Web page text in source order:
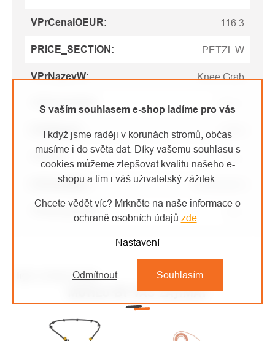
S vaším souhlasem e-shop ladíme pro vás
I když jsme raději v korunách stromů, občas
musíme i do světa dat. Díky vašemu souhlasu s
cookies můžeme zlepšovat kvalitu našeho e-
shopu a tím i váš uživatelský zážitek.
Chcete vědět víc? Mrkněte na naše informace o
ochraně osobních údajů zde.
Nastavení
Odmítnout Souhlasím
VPrCenaIOEUR: 116.3
PRICE_SECTION : PETZL W
VPrNazevW: Knee Grab
VPrKcbezDph : 2363.6
VPrIDtopC: 5484
VPrNov
VPrKodMan : B022BA00
VPrEurbezDph
High-contrast mode
MOHLO BY VÁS ZAJÍMAT